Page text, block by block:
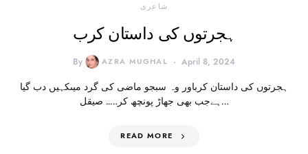
شاعری
ہجرتوں کی داستان کرب
By AZRA MUGHAL April 8, 2024
ہجرتوں کی داستان کرباور وہ سبجو ماضی کی گرد میںکہیں دب گیا
ہےجب بھی جھاڑ پونچھ کر….. صیقل…
READ MORE